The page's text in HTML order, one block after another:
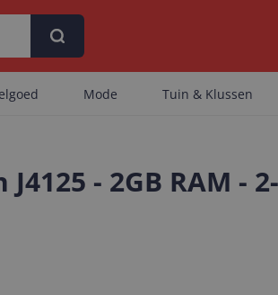
Mode Tuin & Klussen
- 2GB RAM -